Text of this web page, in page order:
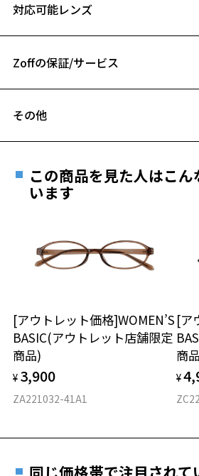
お気に入りに追加済で
お気に入りリストは
B ブリッジ(鼻部分)の横幅：16mm
仕上がり寸法
D 仕上がりの横幅：約145mm
E 仕上がりの縦幅：約32mm
10.7g
対応可能レンズ
フレームとレンズの合計料金
Zoffの保証/サービス
安心1 フレーム１年間品質保
きます。
※保証期間内に交換が行われた場合、保証
安心2 視力測定無料
視力の変化を早めに発見するため
力測定をおすすめいたします。
安心3 かかり具合調整無料
す。
その他
この商品を見た人はこん
います
[アウトレット価格]WOMEN’S
BASIC(アウトレット店舗限定
商品)
¥ 3,900
ZA221032-41A1
[ア
商
¥
同じ価格帯で注目されて